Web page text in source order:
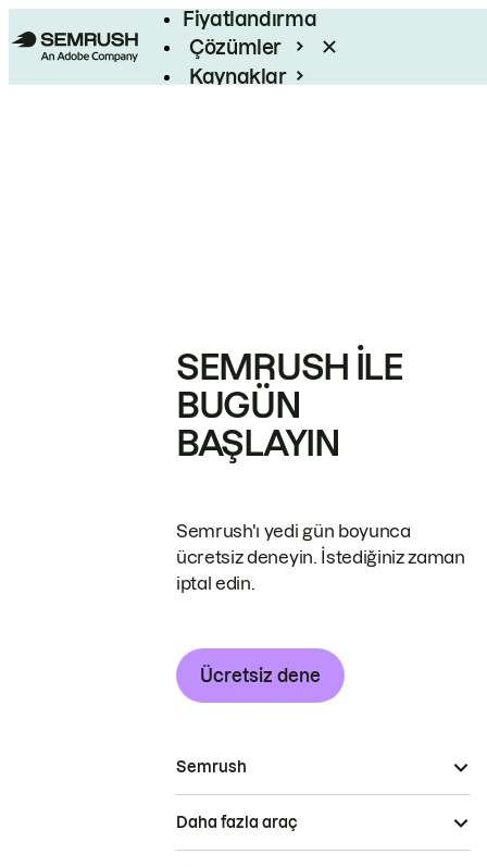
Fiyatlandırma
Çözümler
Kaynaklar
SEMRUSH ILE
BUGÜN
BAŞLAYIN
Semrush'ı yedi gün boyunca
ücretsiz deneyin. İstediğiniz zaman
iptal edin.
Ücretsiz dene
Semrush
Daha fazla araç